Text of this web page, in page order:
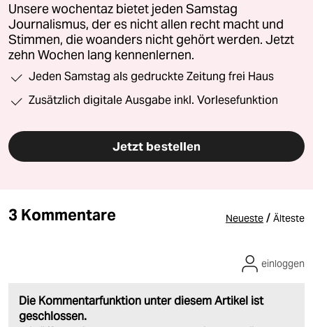
Unsere wochentaz bietet jeden Samstag
Journalismus, der es nicht allen recht macht und
Stimmen, die woanders nicht gehört werden. Jetzt
zehn Wochen lang kennenlernen.
Jeden Samstag als gedruckte Zeitung frei Haus
Zusätzlich digitale Ausgabe inkl. Vorlesefunktion
Jetzt bestellen
3 Kommentare Neueste / Älteste
Die Kommentarfunktion unter diesem Artikel ist
geschlossen.
einloggen